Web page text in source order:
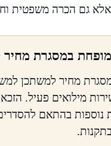
גם הכרה משפטית
מופחת במסגרת
מחיר למשתכן
מילואים פעיל.
נוספות בהתאם